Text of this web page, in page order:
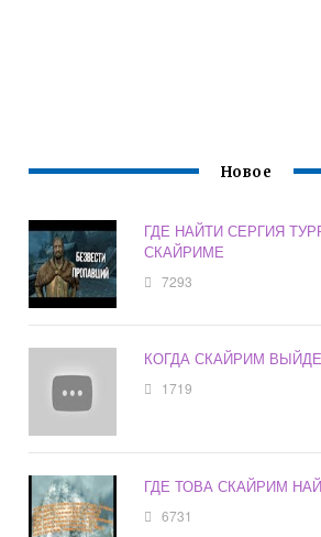
Новое
ГДЕ НАЙТИ СЕРГИЯ
СКАЙРИМЕ
7293
КОГДА СКАЙРИМ
1719
ГДЕ ТОВА СКАЙРИМ
6731